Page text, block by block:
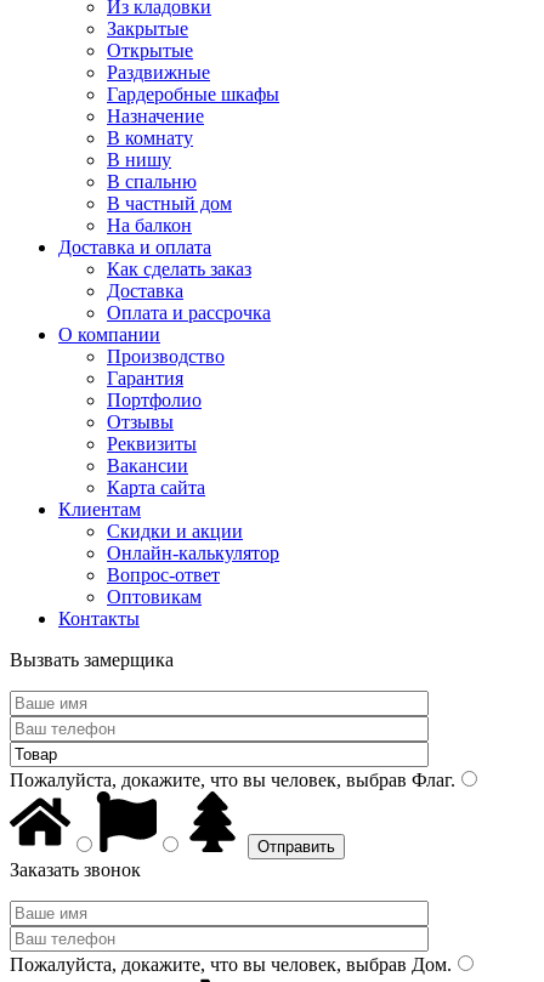
Из кладовки
Закрытые
Открытые
Раздвижные
Гардеробные шкафы
Назначение
В комнату
В нишу
В спальню
В частный дом
На балкон
Доставка и оплата
Как сделать заказ
Доставка
Оплата и рассрочка
О компании
Производство
Гарантия
Портфолио
Отзывы
Реквизиты
Вакансии
Карта сайта
Клиентам
Скидки и акции
Онлайн-калькулятор
Вопрос-ответ
Оптовикам
Контакты
Вызвать замерщика
Пожалуйста, докажите, что вы человек, выбрав Флаг.
Заказать звонок
Пожалуйста, докажите, что вы человек, выбрав Дом.